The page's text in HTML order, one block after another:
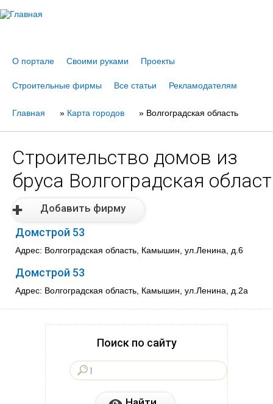
О портале Своими руками Проекты
Строительные фирмы Все статьи Рекламодателям
Вы
здесь
Главная » Карта городов » Волгоградская область
Строительство домов из
бруса Волгоградская
Добавить фирму
Домстрой 53
Адрес: Волгоградская область, Камышин, ул.Ленина, д.6
Домстрой 53
Адрес: Волгоградская область, Камышин, ул.Ленина, д.2а
Поиск по сайту